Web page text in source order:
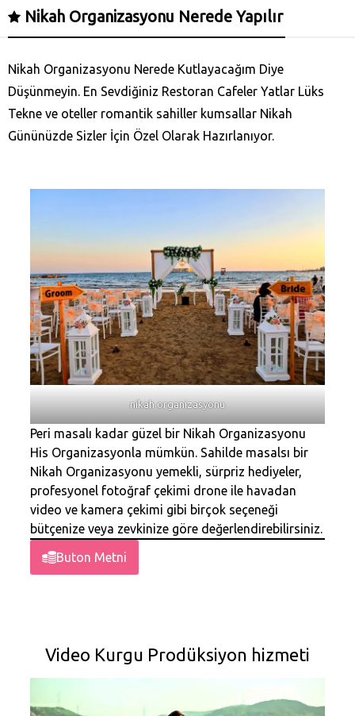
Nikah Organizasyonu Nerede Yapılır
Nikah Organizasyonu Nerede Kutlayacağım Diye
Düşünmeyin. En Sevdiğiniz Restoran Cafeler Yatlar Lüks
Tekne ve oteller romantik sahiller kumsallar Nikah
Gününüzde Sizler İçin Özel Olarak Hazırlanıyor.
nikah organizasyonu
Peri masalı kadar güzel bir Nikah Organizasyonu
His Organizasyonla mümkün. Sahilde masalsı bir
Nikah Organizasyonu yemekli, sürpriz hediyeler,
profesyonel fotoğraf çekimi drone ile havadan
video ve kamera çekimi gibi birçok seçeneği
bütçenize veya zevkinize göre değerlendirebilirsiniz.
Buton Metni
Video Kurgu Prodüksiyon hizmeti